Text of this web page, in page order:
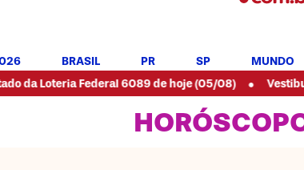
BRASIL PR SP MUNDO
Federal 6089 de hoje (05/08) • Vestibular